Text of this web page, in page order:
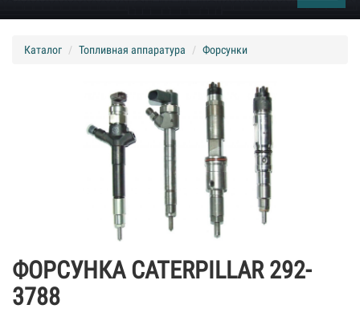
Каталог Топливная аппаратура Форсунки
ФОРСУНКА CATERPILLAR 292-
3788